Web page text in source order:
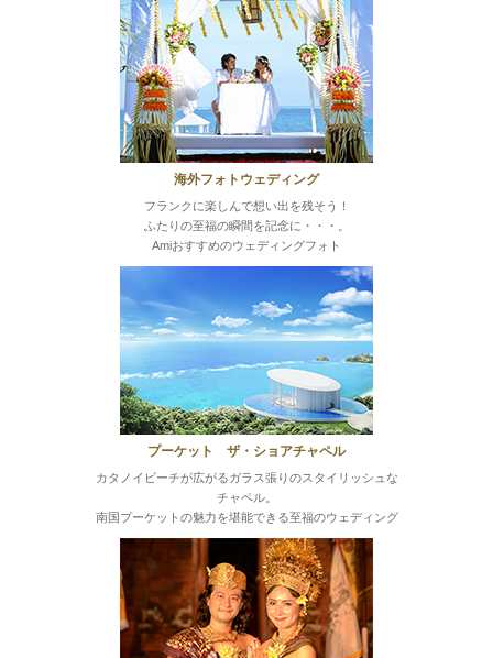
海外フォトウェディング
フランクに楽しんで想い出を残そう！
ふたりの至福の瞬間を記念に・・・。
Amiおすすめのウェディングフォト
プーケット ザ・ショアチャペル
カタノイビーチが広がるガラス張りのスタイリッシュな
チャペル。
南国プーケットの魅力を堪能できる至福のウェディング